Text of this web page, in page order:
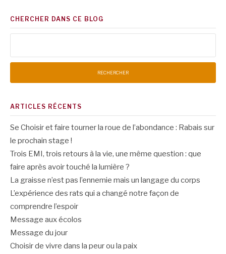
CHERCHER DANS CE BLOG
ARTICLES RÉCENTS
Se Choisir et faire tourner la roue de l’abondance : Rabais sur
le prochain stage !
Trois EMI, trois retours à la vie, une même question : que
faire après avoir touché la lumière ?
La graisse n’est pas l’ennemie mais un langage du corps
L’expérience des rats qui a changé notre façon de
comprendre l’espoir
Message aux écolos
Message du jour
Choisir de vivre dans la peur ou la paix